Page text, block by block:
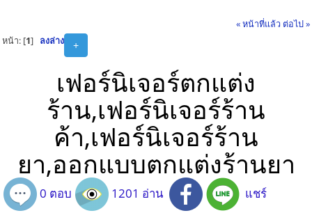
« หน้าที่แล้ว ต่อไป »
+
หน้า: [1] ลงล่าง
เฟอร์นิเจอร์ตกแต่ง
ร้าน,เฟอร์นิเจอร์ร้าน
ค้า,เฟอร์นิเจอร์ร้าน
ยา,ออกแบบตกแต่งร้านยา
0 ตอบ 1201 อ่าน แชร์